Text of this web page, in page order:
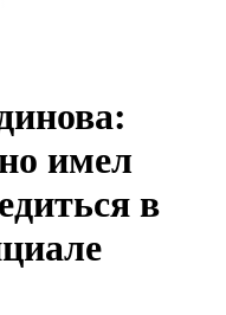
имел
в